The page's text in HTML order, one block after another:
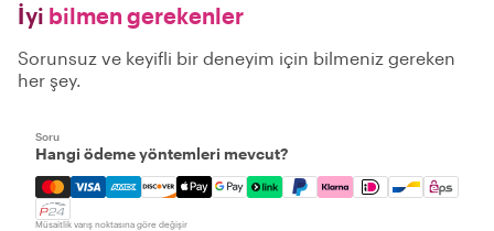
İyi bilmen gerekenler
Sorunsuz ve keyifli bir deneyim için bilmeniz gereken
her şey.
Soru
Hangi ödeme yöntemleri mevcut?
Mastercard, Visa, Amex, Discover, Apple Pay, Google
Müsaitlik varış noktasına göre değişir